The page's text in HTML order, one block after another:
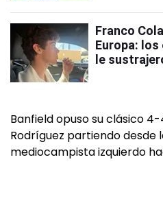
Franco
Europa:
le
Banfield opuso su clásico
Rodríguez partiendo desde
mediocampista izquierdo